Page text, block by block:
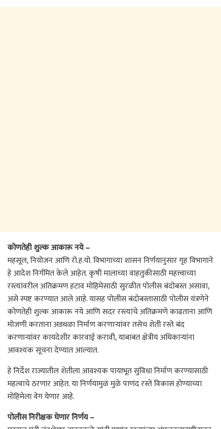
कोणतेही शुल्क आकारू नये –
महसूल, नियोजन आणि रो.ह.यो. विभागाच्या शासन निर्णयानुसार गृह विभागाने
हे आदेश निर्गमित केले आहेत. कृषी मालाच्या वाहतुकीसाठी महत्त्वाच्या
रस्त्यांवरील अतिक्रमण हटाव मोहिमेसाठी सुरळीत पोलीस बंदोबस्त असावा,
असे स्पष्ट करण्यात आले आहे. यासह पोलीस बंदोबस्तासाठी पोलीस यंत्रणेने
कोणतेही शुल्क आकारू नये आणि सदर रस्त्यांचे अतिक्रमणे काढताना आणि
मोजणी करताना अडथळा निर्माण करणाऱ्यांवर तसेच शेती रस्ते बंद
करणाऱ्यांवर कायदेशीर कारवाई करावी, याबाबत क्षेत्रीय अधिकाऱ्यांना
आवश्यक सूचना देण्यात आल्यात.
हे निर्देश राज्यातील शेतीला आवश्यक पायाभूत सुविधा निर्माण करण्यासाठी
महत्वाचे ठरणार आहेत. या निर्णयामुळं मुळे पाणंद रस्ते विकास होण्याच्या
मोहिमेला वेग येणार आहे.
पोलीस निरीक्षक घेणार निर्णय –